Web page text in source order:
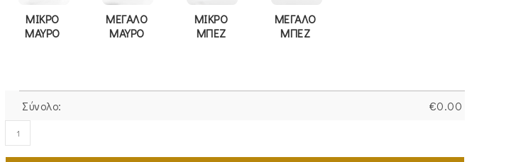
ΜΙΚΡΟ
ΜΑΥΡΟ
ΜΕΓΑΛΟ
ΜΑΥΡΟ
ΜΙΚΡΟ
ΜΠΕΖ
ΜΕΓΑΛΟ
ΜΠΕΖ
Σύνολο: €0.00
Σταυρός
Γυναικείος